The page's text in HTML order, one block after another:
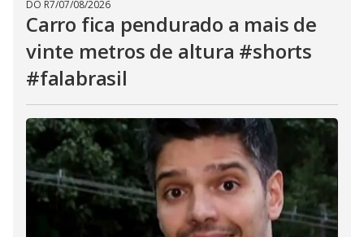
DO R7/07/08/2026
Carro fica pendurado a mais de
vinte metros de altura #shorts
#falabrasil